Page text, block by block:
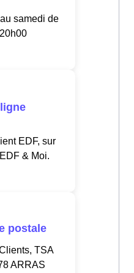
samedi de
EDF, sur
& Moi.
postale
TSA
ARRAS